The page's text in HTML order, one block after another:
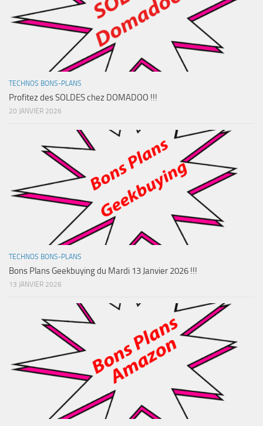
TECHNOS BONS-PLANS
Profitez des SOLDES chez DOMADOO !!!
20 JANVIER 2026
TECHNOS BONS-PLANS
Bons Plans Geekbuying du Mardi 13 Janvier 2026 !!!
13 JANVIER 2026